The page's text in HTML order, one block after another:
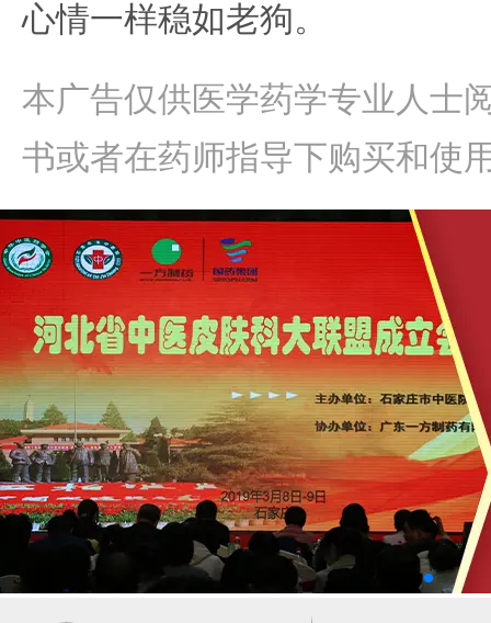
心情一样稳如老狗。
本广告仅供医学药学专业人士
书或者在药师指导下购买和使